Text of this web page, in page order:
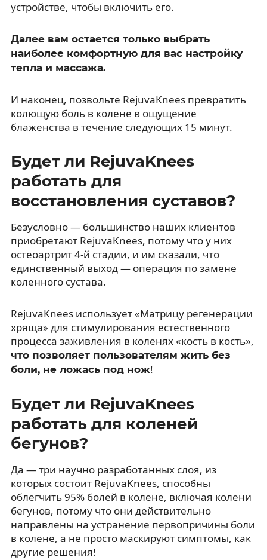
устройстве, чтобы включить его.
Далее вам остается только выбрать
наиболее комфортную для вас настройку
тепла и массажа.
И наконец, позвольте RejuvaKnees превратить
колющую боль в колене в ощущение
блаженства в течение следующих 15 минут.
Будет ли RejuvaKnees
работать для
восстановления суставов?
Безусловно — большинство наших клиентов
приобретают RejuvaKnees, потому что у них
остеоартрит 4-й стадии, и им сказали, что
единственный выход — операция по замене
коленного сустава.
RejuvaKnees использует «Матрицу регенерации
хряща» для стимулирования естественного
процесса заживления в коленях «кость в кость»,
что позволяет пользователям жить без
боли, не ложась под нож!
Будет ли RejuvaKnees
работать для коленей
бегунов?
Да — три научно разработанных слоя, из
которых состоит RejuvaKnees, способны
облегчить 95% болей в колене, включая колени
бегунов, потому что они действительно
направлены на устранение первопричины боли
в колене, а не просто маскируют симптомы, как
другие решения!